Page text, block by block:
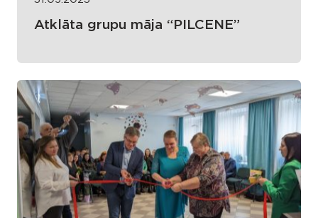
Atklāta grupu māja “PILCENE”